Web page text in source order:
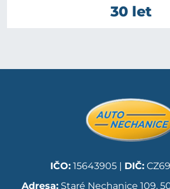
30 let
IČO:15643905 | DIČ:
Adresa:Staré Nechanice 109,